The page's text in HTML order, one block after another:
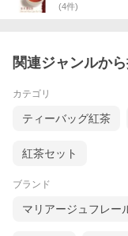
(4件)
関連ジャンルか
カテゴリ
ティーバッグ紅茶
紅茶セット
ブランド
マリアージュフレー